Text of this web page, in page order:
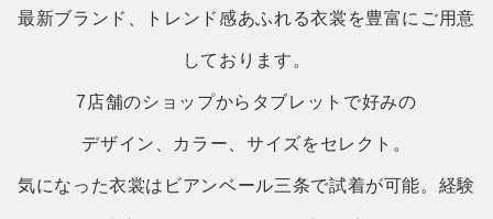
最新ブランド、トレンド感あふれる衣裳を豊富にご用意
しております。
7店舗のショップからタブレットで好みの
デザイン、カラー、サイズをセレクト。
気になった衣裳はビアンベール三条で試着が可能。経験